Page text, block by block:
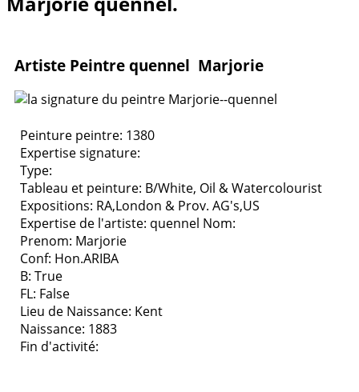
Artiste Peintre quennel Marjorie
Peinture peintre: 1380
Expertise signature:
Type:
Tableau et peinture: B/White, Oil & Watercolourist
Expositions: RA,London & Prov. AG's,US
Expertise de l'artiste: quennel Nom:
Prenom: Marjorie
Conf: Hon.ARIBA
B: True
FL: False
Lieu de Naissance: Kent
Naissance: 1883
Fin d'activité: